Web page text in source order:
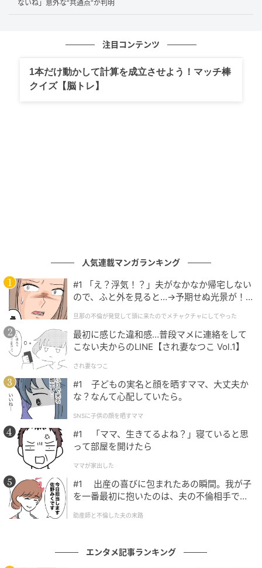
すぎます！」「たまらなく嬉しい」といった単独表紙
を祝福する声が続出。
さらに、公開されたビジュアルに対して「魅力が詰ま
と思えば、スクリーンではハチャメチャな世界観で新
境地を見せてくれるなど、その底知れない魅力に誰も
が夢中になっています。
これからも多方面で輝き続ける彼の姿を、みんなで全
力で応援していきましょう。
※記事は執筆時点の情報です
次の記事
#1 送迎のバスから「娘が降りてきてませ
ん」
の記事をもっとみる
ないね」意外な“共通点”が判明
注目コンテンツ
1本だけ動かして計算を成立させよう！マッチ棒
クイズ【脳トレ】
人気連載マンガランキング
#1 「え？浮気！？」夫がなかなか帰宅しない
ので、ふと外を見ると…→予期せぬ光景が！
クチャにしてやった
旦那の不倫が発覚して頭に来たのでメチャクチャにしてやった
最初に感じた違和感…普段マメに連絡をして
こない夫からのLINE【され妻なつこ Vol.1】
され妻なつこ
#1 子どもの実名と顔を晒すママ、大丈夫か
な？なんて心配していたら。
SNSに子供の顔を晒すママ
#1 「ママ、生きてるよね？」寝ていると思
って部屋を開けたら
ママが家出した
#1 出産の喜びに包まれたあの瞬間。我が子
を一番最初に抱いたのは、夫の不倫相手でし
助産師と不倫した夫の末路
エンタメ記事ランキング